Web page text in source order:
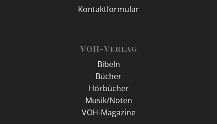
Kontaktformular
VOH-Verlag
Bibeln
Bücher
Hörbücher
Musik/Noten
VOH-Magazine